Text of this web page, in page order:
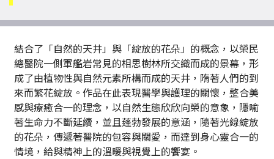
結合了「自然的天井」與「綻放的花朵」的概念，以榮民
總醫院一側軍艦岩常見的相思樹林所交織而成的景幕，形
成了由植物性與自然元素所構而成的天井，隋著人們的到
來而繁花綻放。作品在此表現醫學與護理的關懷，整合美
感與療癒合一的理念，以自然生態欣欣向榮的意象，隱喻
著生命力不斷延續，並且蓬勃發展的意涵，隨著光線綻放
的花朵，傳遞著醫院的包容與關愛，而達到身心靈合一的
情境，給與精神上的溫暖與視覺上的饗宴。